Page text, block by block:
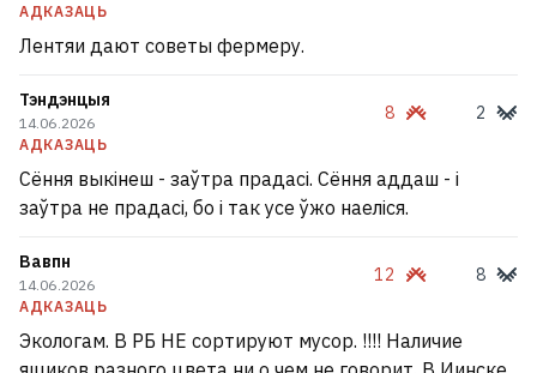
АДКАЗАЦЬ
Лентяи дают советы фермеру.
Тэндэнцыя
14.06.2026
АДКАЗАЦЬ
8 2
Сёння выкінеш - заўтра прадасі. Сёння аддаш - і
заўтра не прадасі, бо і так усе ўжо наеліся.
Вавпн
14.06.2026
АДКАЗАЦЬ
12 8
Экологам. В РБ НЕ сортируют мусор. !!!! Наличие